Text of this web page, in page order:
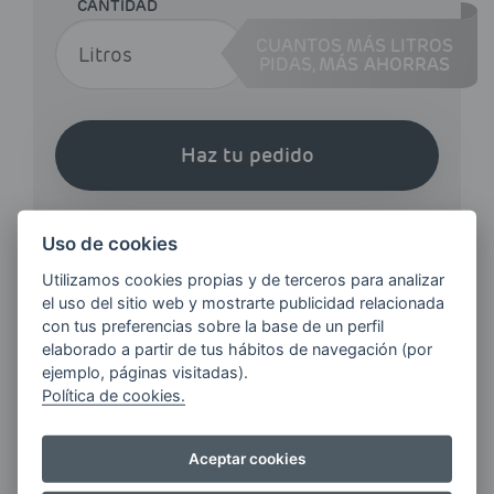
CANTIDAD
CUANTOS MÁS LITROS
MÁS AHORRAS
Haz tu pedido
¿QUIERES ESTAR AL DÍA DE
LAS
ÚLTIMAS NOVEDADES?
Uso de cookies
Utilizamos cookies propias y de terceros para analizar
el uso del sitio web y mostrarte publicidad relacionada
con tus preferencias sobre la base de un perfil
elaborado a partir de tus hábitos de navegación (por
ejemplo, páginas visitadas).
Política de cookies.
Aceptar cookies